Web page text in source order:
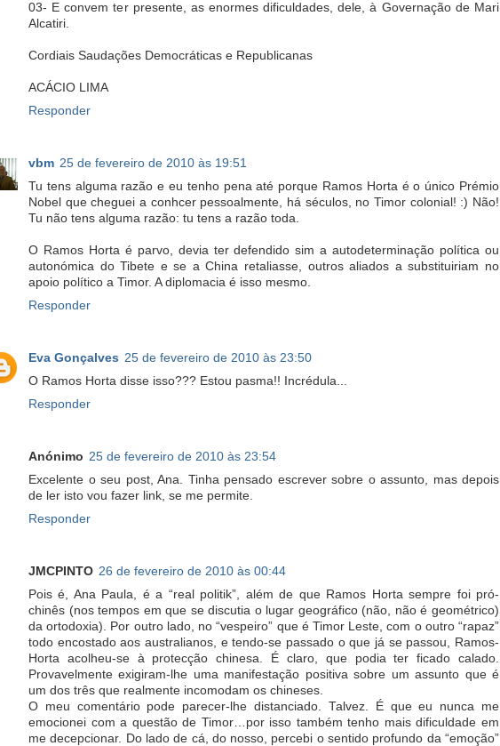
03- E convem ter presente, as enormes dificuldades, dele, à Governação de Mari
Alcatiri.
Cordiais Saudações Democráticas e Republicanas
ACÁCIO LIMA
Responder
vbm 25 de fevereiro de 2010 às 19:51
Tu tens alguma razão e eu tenho pena até porque Ramos Horta é o único Prémio
Nobel que cheguei a conhcer pessoalmente, há séculos, no Timor colonial! :) Não!
Tu não tens alguma razão: tu tens a razão toda.
O Ramos Horta é parvo, devia ter defendido sim a autodeterminação política ou
autonómica do Tibete e se a China retaliasse, outros aliados a substituiriam no
apoio político a Timor. A diplomacia é isso mesmo.
Responder
Eva Gonçalves 25 de fevereiro de 2010 às 23:50
O Ramos Horta disse isso??? Estou pasma!! Incrédula...
Responder
Anónimo 25 de fevereiro de 2010 às 23:54
Excelente o seu post, Ana. Tinha pensado escrever sobre o assunto, mas depois
de ler isto vou fazer link, se me permite.
Responder
JMCPINTO 26 de fevereiro de 2010 às 00:44
Pois é, Ana Paula, é a “real politik”, além de que Ramos Horta sempre foi pró-
chinês (nos tempos em que se discutia o lugar geográfico (não, não é geométrico)
da ortodoxia). Por outro lado, no “vespeiro” que é Timor Leste, com o outro “rapaz”
todo encostado aos australianos, e tendo-se passado o que já se passou, Ramos-
Horta acolheu-se à protecção chinesa. É claro, que podia ter ficado calado.
Provavelmente exigiram-lhe uma manifestação positiva sobre um assunto que é
um dos três que realmente incomodam os chineses.
O meu comentário pode parecer-lhe distanciado. Talvez. É que eu nunca me
emocionei com a questão de Timor…por isso também tenho mais dificuldade em
me decepcionar. Do lado de cá, do nosso, percebi o sentido profundo da “emoção”